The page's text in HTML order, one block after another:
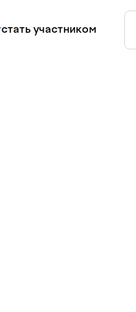
стать участником